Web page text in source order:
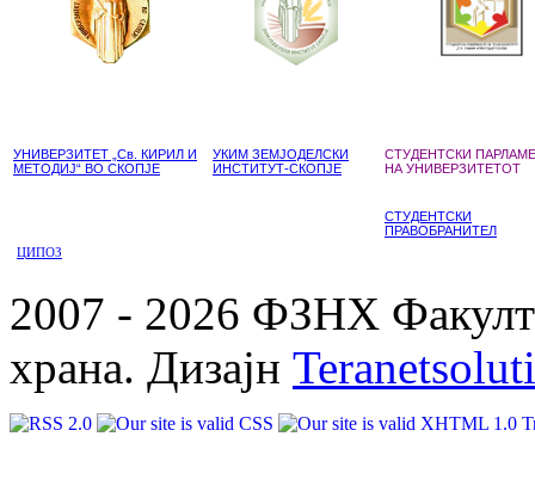
УНИВЕРЗИТЕТ „Св. КИРИЛ И
МЕТОДИЈ“ ВО СКОПЈЕ
УКИМ ЗЕМЈОДЕЛСКИ
ИНСТИТУТ-СКОПЈЕ
СТУДЕНТСКИ
НА УНИВЕРЗИТЕТОТ
СТУДЕНТСКИ
ПРАВОБРАНИТЕЛ
ЦИПОЗ
2007 - 2026 ФЗНХ
храна. Дизајн